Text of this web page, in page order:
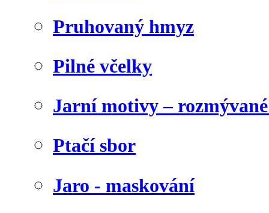
Pruhovaný hmyz
Pilné včelky
Jarní motivy –
Ptačí sbor
Jaro - maskování